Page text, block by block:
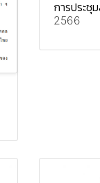
การประชุ
2566